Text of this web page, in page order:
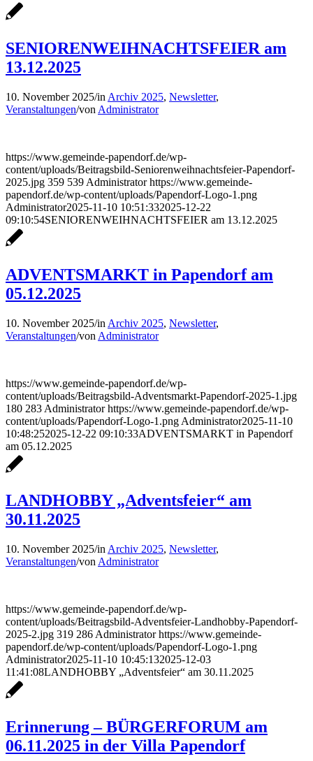
SENIORENWEIHNACHTSFEIER am
13.12.2025
10. November 2025/in Archiv 2025, Newsletter,
Veranstaltungen/von Administrator
https://www.gemeinde-papendorf.de/wp-
content/uploads/Beitragsbild-Seniorenweihnachtsfeier-Papendorf-
2025.jpg 359 539 Administrator https://www.gemeinde-
papendorf.de/wp-content/uploads/Papendorf-Logo-1.png
Administrator2025-11-10 10:51:332025-12-22
09:10:54SENIORENWEIHNACHTSFEIER am 13.12.2025
ADVENTSMARKT in Papendorf am
05.12.2025
10. November 2025/in Archiv 2025, Newsletter,
Veranstaltungen/von Administrator
https://www.gemeinde-papendorf.de/wp-
content/uploads/Beitragsbild-Adventsmarkt-Papendorf-2025-1.jpg
180 283 Administrator https://www.gemeinde-papendorf.de/wp-
content/uploads/Papendorf-Logo-1.png Administrator2025-11-10
10:48:252025-12-22 09:10:33ADVENTSMARKT in Papendorf
am 05.12.2025
LANDHOBBY „Adventsfeier“ am
30.11.2025
10. November 2025/in Archiv 2025, Newsletter,
Veranstaltungen/von Administrator
https://www.gemeinde-papendorf.de/wp-
content/uploads/Beitragsbild-Adventsfeier-Landhobby-Papendorf-
2025-2.jpg 319 286 Administrator https://www.gemeinde-
papendorf.de/wp-content/uploads/Papendorf-Logo-1.png
Administrator2025-11-10 10:45:132025-12-03
11:41:08LANDHOBBY „Adventsfeier“ am 30.11.2025
Erinnerung – BÜRGERFORUM am
06.11.2025 in der Villa Papendorf